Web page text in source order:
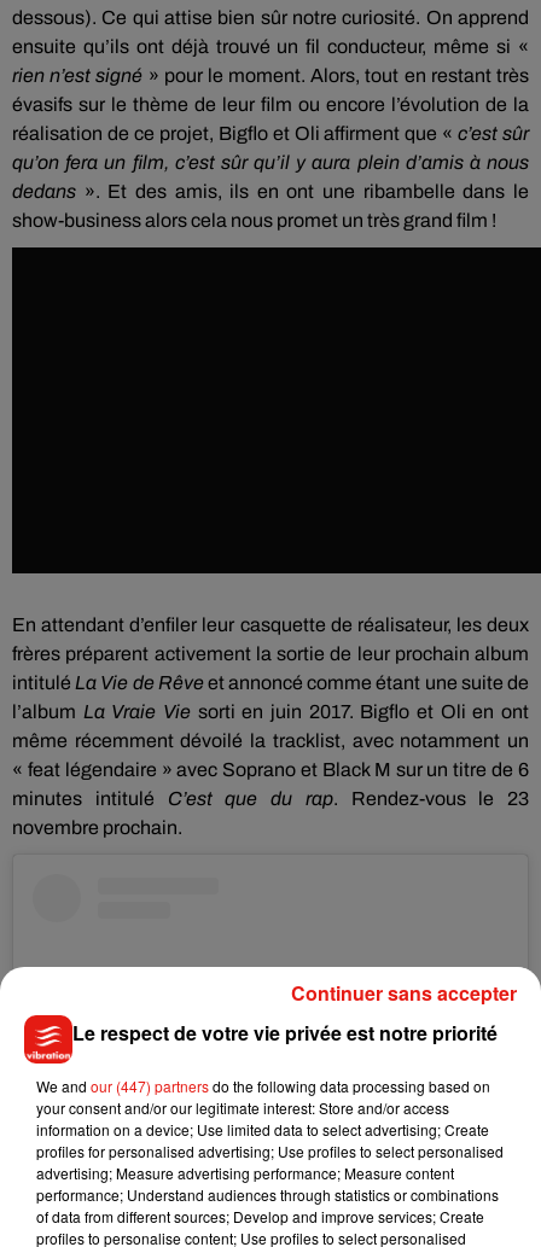
dessous). Ce qui attise bien sûr notre curiosité. On apprend
ensuite qu’ils ont déjà trouvé un fil conducteur, même si «
rien n’est signé » pour le moment. Alors, tout en restant très
évasifs sur le thème de leur film ou encore l’évolution de la
réalisation de ce projet, Bigflo et Oli affirment que «c’est sûr
qu’on fera un film, c’est sûr qu’il y aura plein d’amis à nous
dedans ». Et des amis, ils en ont une ribambelle dans le
show-business alors cela nous promet un très grand film !
En attendant d’enfiler leur casquette de réalisateur, les deux
frères préparent activement la sortie de leur prochain album
intitulé La Vie de Rêveet annoncé comme étant une suite de
l’album La Vraie Vie sorti en juin 2017. Bigflo et Oli en ont
même récemment dévoilé la tracklist, avec notamment un
« feat légendaire » avec Soprano et Black M sur un titre de 6
minutes intitulé
C’est que du rap.
Rendez-vous le 23
novembre prochain.
Voir cette publication sur Instagram
Aie aie aie �xÈxÈx� Un feat légendaire pour nous
Le respect de votre vie privée est notre priorité
We and our (447) partnersdo the following data processing based on
your consent and/or our legitimate interest: Store and/or access
information on a device; Use limited data to select advertising; Create
profiles for personalised advertising; Use profiles to select personalised
advertising; Measure advertising performance; Measure content
performance; Understand audiences through statistics or combinations
of data from different sources; Develop and improve services; Create
profiles to personalise content; Use profiles to select personalised
Continuer sans accepter